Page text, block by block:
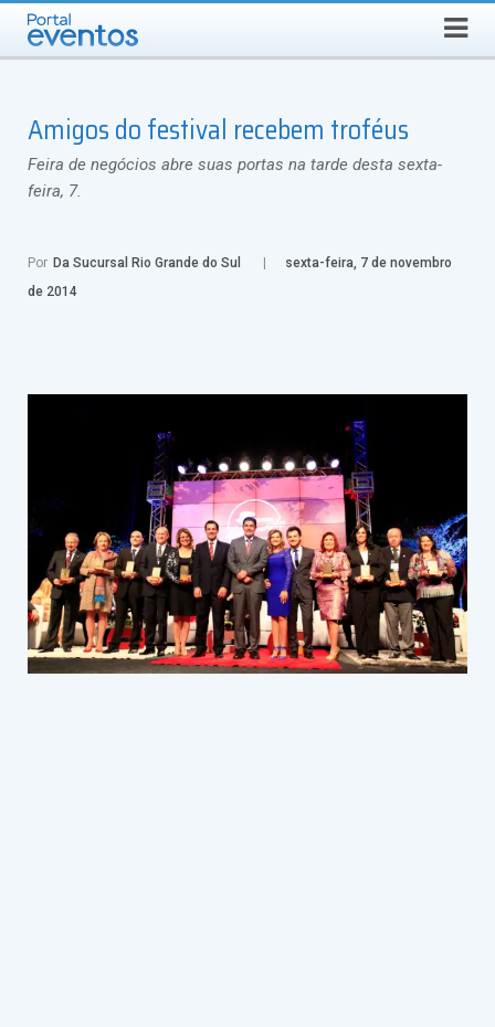
Select Language ▼
Amigos do festival recebem troféus
Feira de negócios abre suas portas na tarde desta sexta-
feira, 7.
Por Da Sucursal Rio Grande do Sul
sexta-feira, 7 de novembro
de 2014